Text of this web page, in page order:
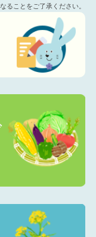
ることをご了承ください。